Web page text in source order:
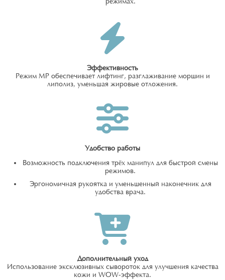
режимах.
Эффективность
Режим MP обеспечивает лифтинг, разглаживание морщин и
липолиз, уменьшая жировые отложения.
Удобство работы
Возможность подключения трёх манипул для быстрой смены
режимов.
Эргономичная рукоятка и уменьшенный наконечник для
удобства врача.
Дополнительный уход
Использование эксклюзивных сывороток для улучшения качества
кожи и WOW-эффекта.